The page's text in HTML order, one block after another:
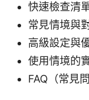
快速檢查清
常見情境與
高級設定與
使用情境的
FAQ（常見